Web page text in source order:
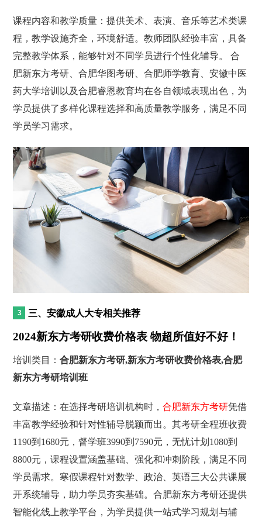
课程内容和教学质量：提供美术、表演、音乐等艺术类课
程，教学设施齐全，环境舒适。教师团队经验丰富，具备
完整教学体系，能够针对不同学员进行个性化辅导。 合
肥新东方考研、合肥华图考研、合肥师学教育、安徽中医
药大学培训以及合肥睿恩教育均在各自领域表现出色，为
学员提供了多样化课程选择和高质量教学服务，满足不同
学员学习需求。
三、安徽成人大专相关推荐
2024新东方考研收费价格表 物超所值好不好！
培训类目：合肥新东方考研,新东方考研收费价格表,合肥
新东方考研培训班
文章描述：在选择考研培训机构时，合肥新东方考研凭借
丰富教学经验和针对性辅导脱颖而出。其考研全程班收费
1190到1680元，督学班3990到7590元，无忧计划1080到
8800元，课程设置涵盖基础、强化和冲刺阶段，满足不同
学员需求。寒假课程针对数学、政治、英语三大公共课展
开系统辅导，助力学员夯实基础。合肥新东方考研还提供
智能化线上教学平台，为学员提供一站式学习规划与辅